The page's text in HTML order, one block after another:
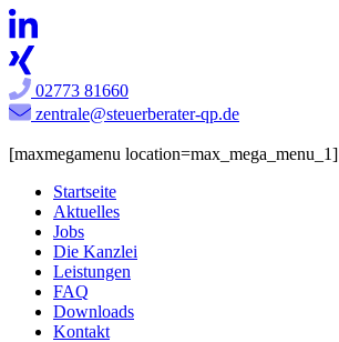
02773 81660
zentrale@steuerberater-qp.de
[maxmegamenu location=max_mega_menu_1]
Startseite
Aktuelles
Jobs
Die Kanzlei
Leistungen
FAQ
Downloads
Kontakt